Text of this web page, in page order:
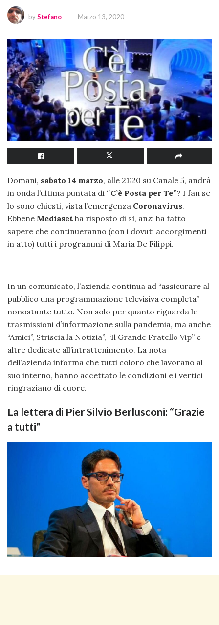
byStefano Marzo 13, 2020
Domani, sabato 14 marzo, alle 21:20 su Canale 5, andrà
in onda l’ultima puntata di “C’è Posta per Te”? I fan se
lo sono chiesti, vista l’emergenza Coronavirus.
Ebbene Mediaset ha risposto di sì, anzi ha fatto
sapere che continueranno (con i dovuti accorgimenti
in atto) tutti i programmi di Maria De Filippi.
In un comunicato, l’azienda continua ad “assicurare al
pubblico una programmazione televisiva completa”
nonostante tutto. Non solo per quanto riguarda le
trasmissioni d’informazione sulla pandemia, ma anche
“Amici”, Striscia la Notizia”, “Il Grande Fratello Vip” e
altre dedicate all’intrattenimento. La nota
dell’azienda informa che tutti coloro che lavorano al
suo interno, hanno accettato le condizioni e i vertici
ringraziano di cuore.
La lettera di Pier Silvio Berlusconi: “Grazie
a tutti”